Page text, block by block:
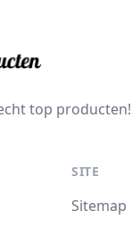
top producten!
SITE
Sitemap